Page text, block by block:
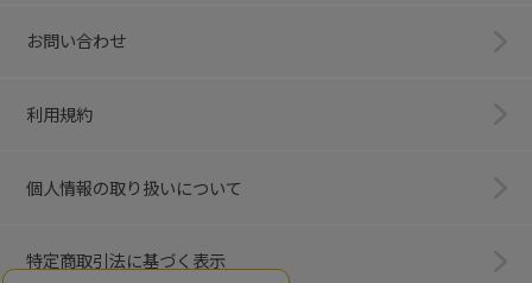
お問い合わせ
利用規約
個人情報の取り扱いについて
特定商取引法に基づく表示